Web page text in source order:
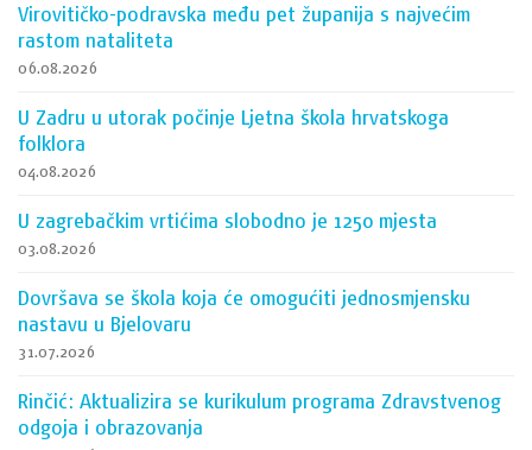
Virovitičko-podravska među pet županija s najvećim
rastom nataliteta
06.08.2026
U Zadru u utorak počinje Ljetna škola hrvatskoga
folklora
04.08.2026
U zagrebačkim vrtićima slobodno je 1250 mjesta
03.08.2026
Dovršava se škola koja će omogućiti jednosmjensku
nastavu u Bjelovaru
31.07.2026
Rinčić: Aktualizira se kurikulum programa Zdravstvenog
odgoja i obrazovanja